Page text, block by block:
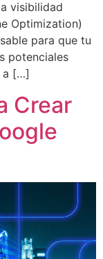
visibilidad
Optimization)
para que tu
potenciales
a […]
Crear